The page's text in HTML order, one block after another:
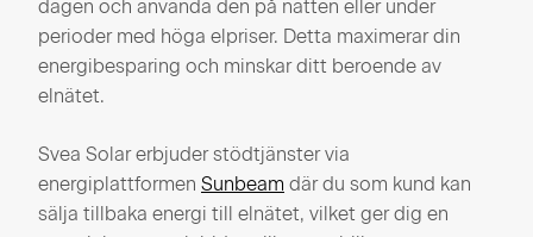
dagen och använda den på natten eller under
perioder med höga elpriser. Detta maximerar din
energibesparing och minskar ditt beroende av
elnätet.
Svea Solar erbjuder stödtjänster via
energiplattformen Sunbeam där du som kund kan
sälja tillbaka energi till elnätet, vilket ger dig en